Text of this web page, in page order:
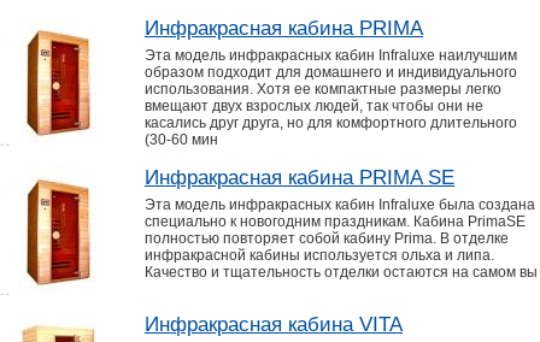
Инфракрасная кабина PRIMA
Эта модель инфракрасных кабин Infraluxe наилучшим
образом подходит для домашнего и индивидуального
использования. Хотя ее компактные размеры легко
вмещают двух взрослых людей, так чтобы они не
касались друг друга, но для комфортного длительного
(30-60 мин
Инфракрасная кабина PRIMA SE
Эта модель инфракрасных кабин Infraluxe была создана
специально к новогодним праздникам. Кабина PrimaSE
полностью повторяет собой кабину Prima. В отделке
инфракрасной кабины используется ольха и липа.
Качество и тщательность отделки остаются на самом вы
Инфракрасная кабина VITA